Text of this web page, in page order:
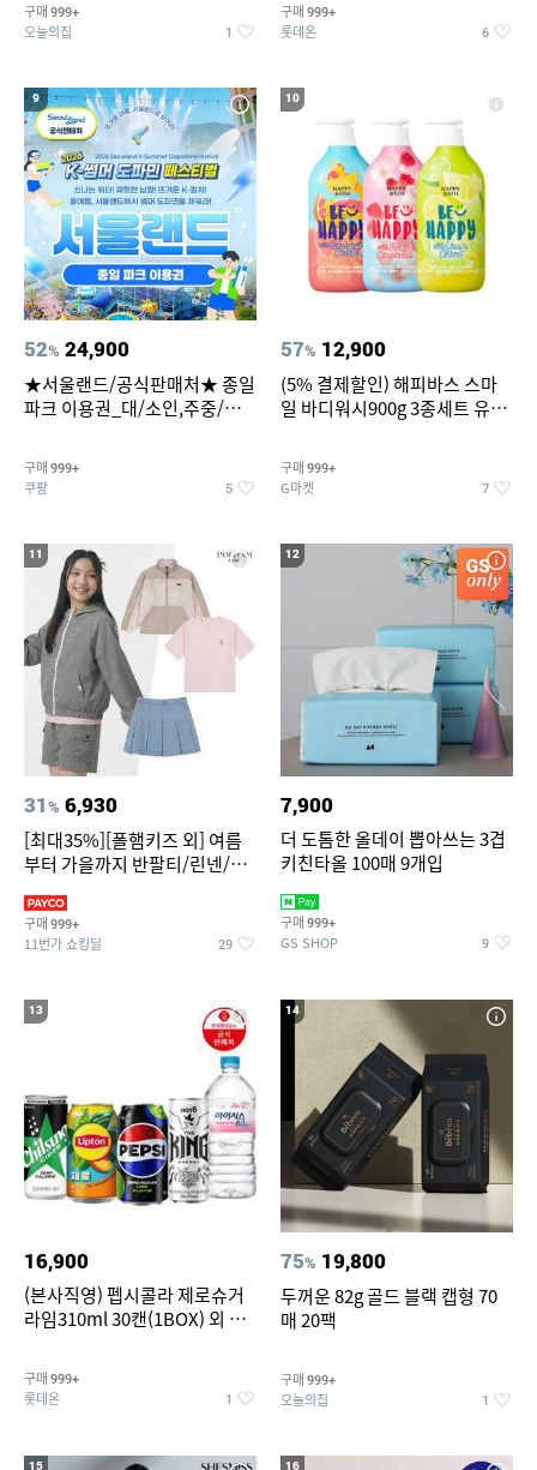
구매 999+
오늘의집 1
구매 999+
롯데온 6
9
52% 24,900
★서울랜드/공식판매처★ 종일
파크 이용권_대/소인,주중/주
구매 999+
쿠팡 5
10
57% 12,900
(5% 결제할인) 해피바스 스마
일 바디워시900g 3종세트 유
구매 999+
G마켓 7
11
31% 6,930
[최대35%][폴햄키즈 외] 여름
부터 가을까지 반팔티/린넨/맨
구매 999+
11번가 쇼킹딜 29
12
7,900
더 도톰한 올데이 뽑아쓰는 3겹
키친타올 100매 9개입
구매 999+
GS SHOP 9
13
16,900
(본사직영) 펩시콜라 제로슈거
라임310ml 30캔(1BOX) 외 롯
구매 999+
롯데온 1
14
75% 19,800
두꺼운 82g 골드 블랙 캡형 70
매 20팩
구매 999+
오늘의집 1
15 16